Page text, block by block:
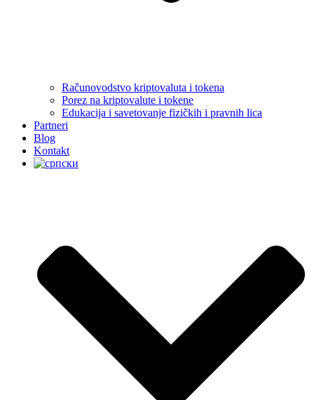
Računovodstvo kriptovaluta i tokena
Porez na kriptovalute i tokene
Edukacija i savetovanje fizičkih i pravnih lica
Partneri
Blog
Kontakt